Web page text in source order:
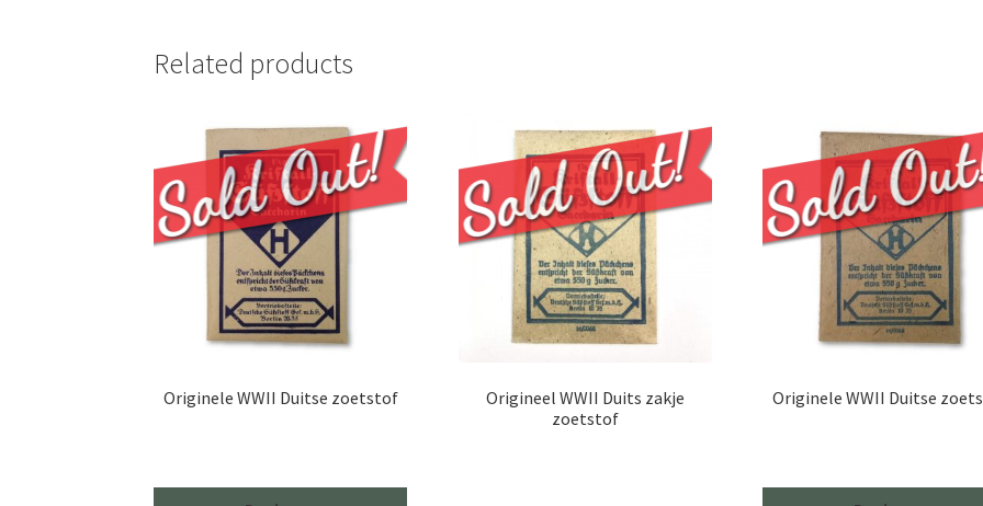
Related products
Originele WWII Duitse zoetstof
Origineel WWII Duits zakje
zoetstof
Originele WWII Duitse